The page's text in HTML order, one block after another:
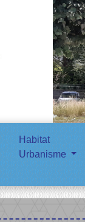
Habitat
Urbanisme